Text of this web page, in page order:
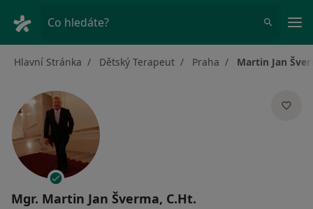
Co hledáte?
Hlavní Stránka Dětský Terapeut Praha Martin Jan
Mgr. Martin Jan Šverma, C.Ht.